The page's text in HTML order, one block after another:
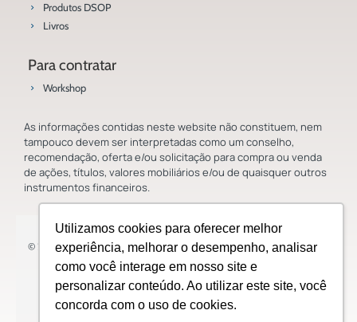
Utilizamos cookies para oferecer melhor
experiência, melhorar o desempenho, analisar
como você interage em nosso site e
personalizar conteúdo. Ao utilizar este site, você
concorda com o uso de cookies.
Produtos DSOP
Livros
Para contratar
Workshop
As informações contidas neste website não constituem, nem
tampouco devem ser interpretadas como um conselho,
recomendação, oferta e/ou solicitação para compra ou venda
de ações, títulos, valores mobiliários e/ou de quaisquer outros
instrumentos financeiros.
© 2023 Saladoinvestidor.com.br Todos os direitos reservados.